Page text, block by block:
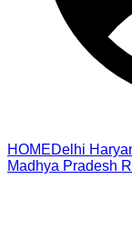
HOMEDelhi
Madhya Pradesh